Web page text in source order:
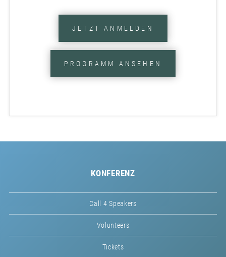
JETZT ANMELDEN
PROGRAMM ANSEHEN
KONFERENZ
Call 4 Speakers
Volunteers
Tickets